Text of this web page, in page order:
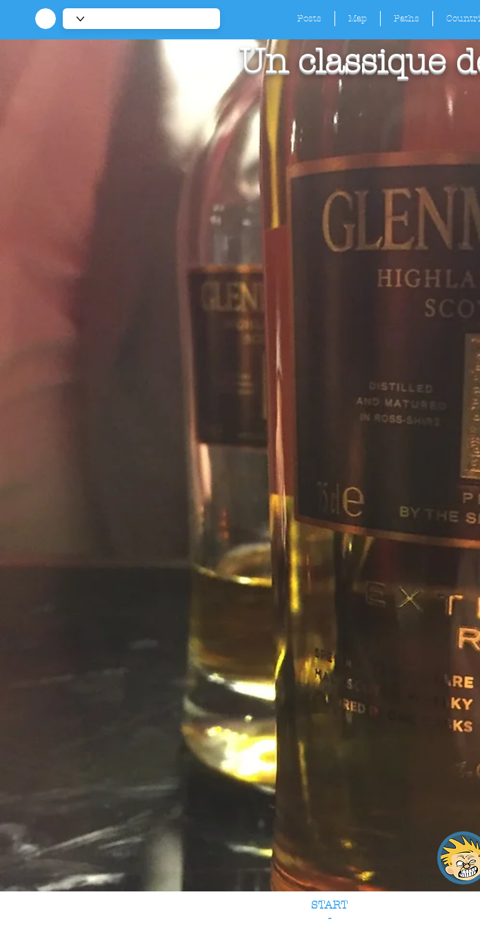
Posts Map Paths
Un classique
START
-